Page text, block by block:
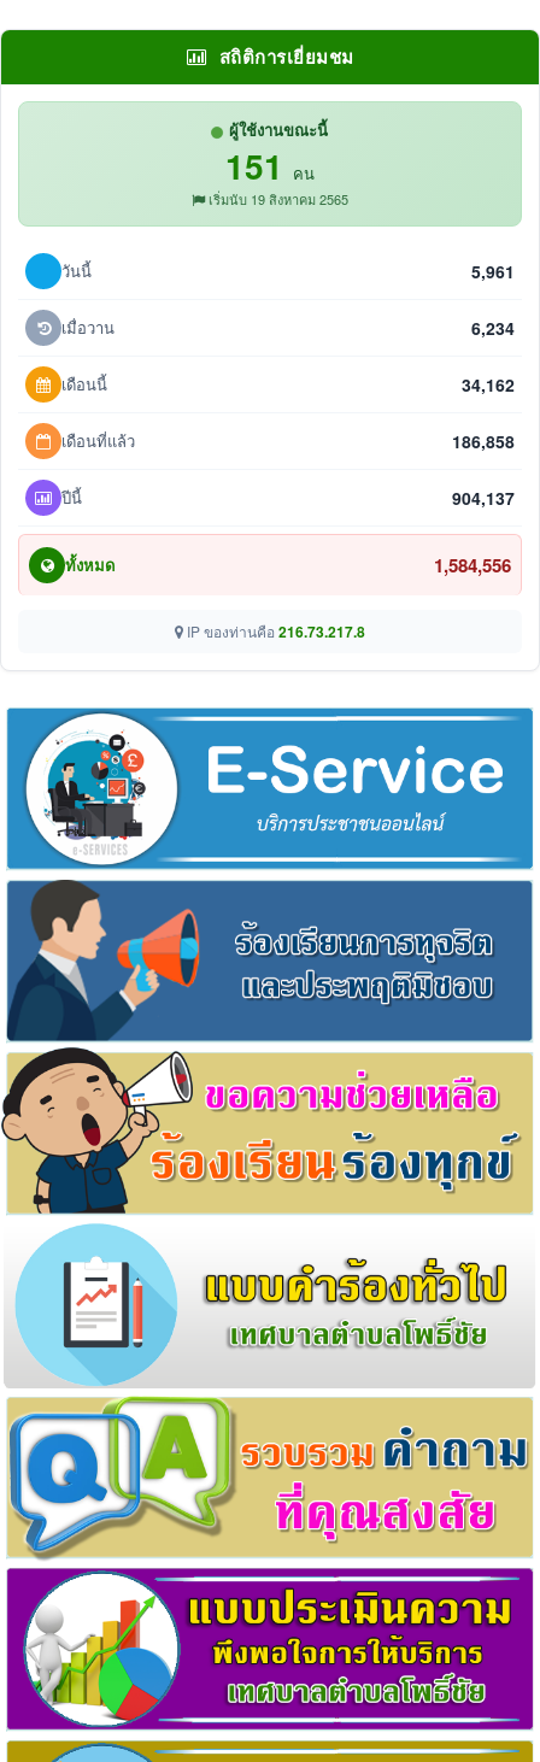
สถิติการเยี่ยมชม
ผู้ใช้งานขณะนี้
151 คน
เริ่มนับ 19 สิงหาคม 2565
วันนี้ 5,961
เมื่อวาน 6,234
เดือนนี้ 34,162
เดือนที่แล้ว 186,858
ปีนี้ 904,137
ทั้งหมด 1,584,556
IP ของท่านคือ 216.73.217.8